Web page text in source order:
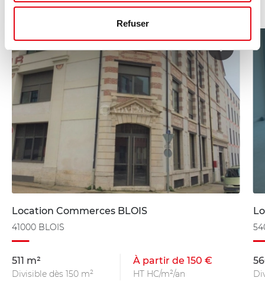
Refuser
Location Commerces BLOIS
41000 BLOIS
511 m²
Divisible dès 150 m²
À partir de 150 €
HT HC/m²/an